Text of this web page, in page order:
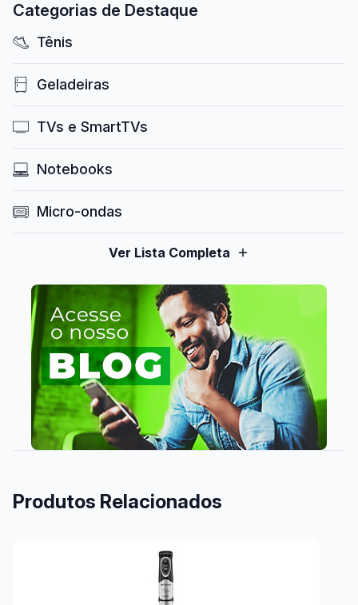
Categorias de Destaque
Tênis
Geladeiras
TVs e SmartTVs
Notebooks
Micro-ondas
Ver Lista Completa
Produtos Relacionados